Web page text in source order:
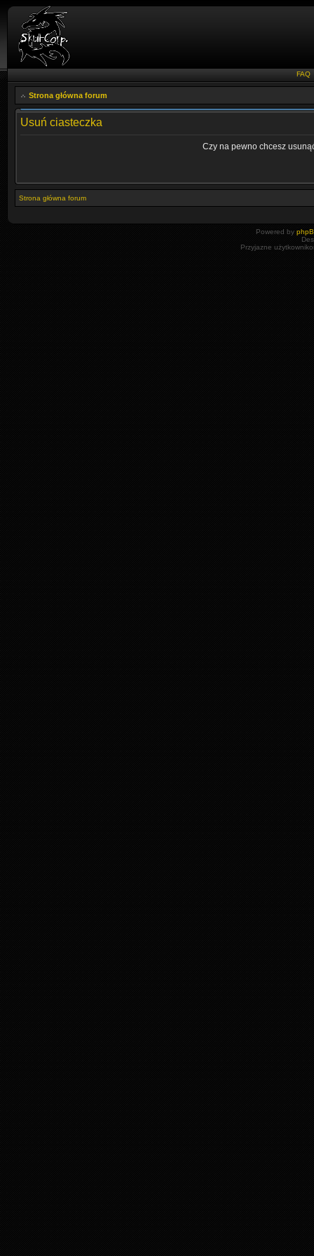
FAQ
Strona główna forum
Usuń ciasteczka
Czy na pewno chcesz
Strona główna forum
Powered by
Przyjazne